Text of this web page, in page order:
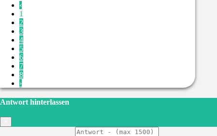
‹
1
2
3
4
5
6
7
8
›
Antwort hinterlassen